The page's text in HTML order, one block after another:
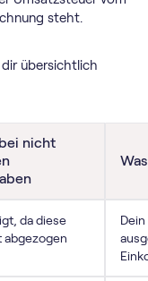
steht.
übersichtlich
nicht
da diese
abgezogen